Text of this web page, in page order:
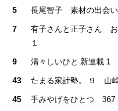
5 長尾智子 素材の出会
7
有子さんと正子さん
１
9 清々しいひと 新連載 1
43 たまる家計塾。 ９ 山
45 手みやげをひとつ